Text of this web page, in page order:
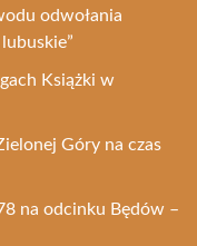
odwołania
Książki w
Góry na czas
na odcinku Będów –